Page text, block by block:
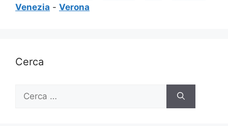
Venezia - Verona
Cerca
per: